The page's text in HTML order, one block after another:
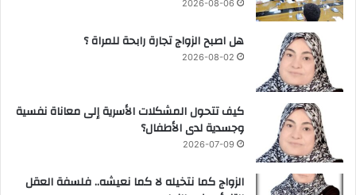
2026-08-06
هل اصبح الزواج تجارة رابحة للمراة ؟
2026-08-02
كيف تتحول المشكلات الأسرية إلى معاناة نفسية
وجسدية لدى الأطفال؟
2026-07-09
الزواج كما نتخيله لا كما نعيشه.. فلسفة العقل